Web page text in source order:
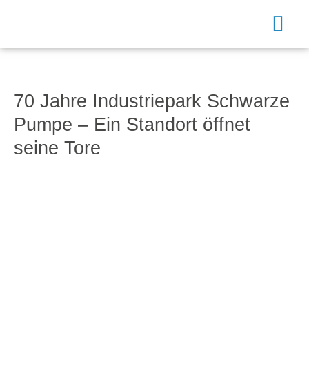
Startseite
nach:
70 Jahre Industriepark Schwarze
Pumpe – Ein Standort öffnet
seine Tore